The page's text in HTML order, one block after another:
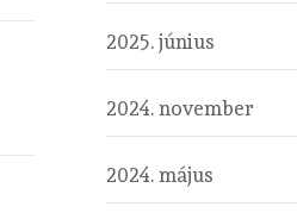
2025. június
2024. november
2024. május